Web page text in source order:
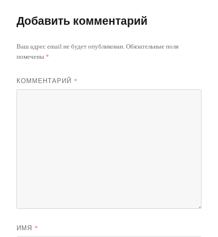
Добавить комментарий
Ваш адрес email не будет опубликован.Обязательные поля
помечены *
КОММЕНТАРИЙ *
ИМЯ *